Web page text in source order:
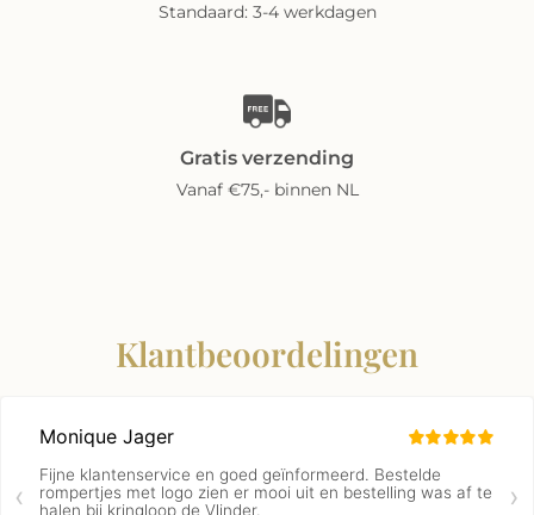
Standaard: 3-4 werkdagen
Gratis verzending
Vanaf €75,- binnen NL
Klantbeoordelingen